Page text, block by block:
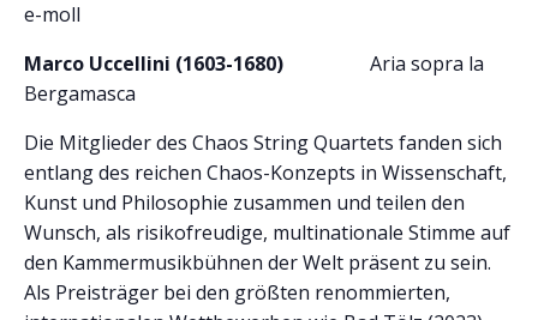
e-moll
Marco Uccellini (1603-1680)
Aria sopra la
Bergamasca
Die Mitglieder des Chaos String Quartets fanden sich
entlang des reichen Chaos-Konzepts in Wissenschaft,
Kunst und Philosophie zusammen und teilen den
Wunsch, als risikofreudige, multinationale Stimme auf
den Kammermusikbühnen der Welt präsent zu sein.
Als Preisträger bei den größten renommierten,